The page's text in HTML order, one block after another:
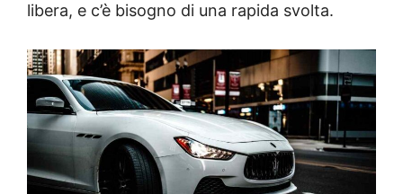
libera, e c’è bisogno di una rapida svolta.